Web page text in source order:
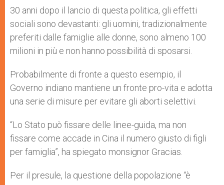
30 anni dopo il lancio di questa politica, gli effetti
sociali sono devastanti: gli uomini, tradizionalmente
preferiti dalle famiglie alle donne, sono almeno 100
milioni in più e non hanno possibilità di sposarsi.
Probabilmente di fronte a questo esempio, il
Governo indiano mantiene un fronte pro-vita e adotta
una serie di misure per evitare gli aborti selettivi.
“Lo Stato può fissare delle linee-guida, ma non
fissare come accade in Cina il numero giusto di figli
per famiglia”, ha spiegato monsignor Gracias.
Per il presule, la questione della popolazione “è